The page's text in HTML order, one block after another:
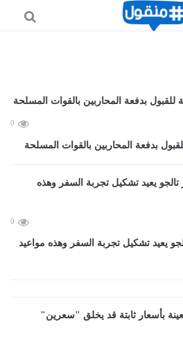
0
بدفعة المحاربين بالقوات المسلحة
0
يعيد تشكيل تجربة السفر وهذه مواعيد